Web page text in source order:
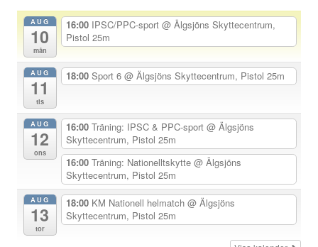
n
e
g
AUG
10
mån
16:00 IPSC/PPC-sport @ Älgsjöns Skyttecentrum,
Pistol 25m
AUG
11
tis
18:00 Sport 6 @ Älgsjöns Skyttecentrum, Pistol 25m
AUG
12
ons
16:00 Träning: IPSC & PPC-sport @ Älgsjöns
Skyttecentrum, Pistol 25m
16:00 Träning: Nationelltskytte @ Älgsjöns
Skyttecentrum, Pistol 25m
AUG
13
tor
18:00 KM Nationell helmatch @ Älgsjöns
Skyttecentrum, Pistol 25m